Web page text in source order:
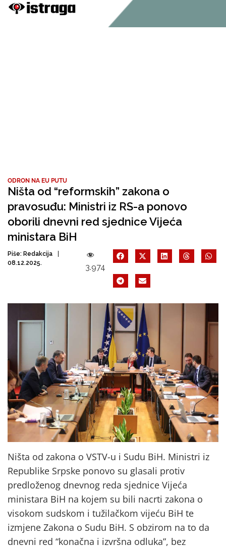
ODRON NA EU PUTU
Ništa od “reformskih” zakona o
pravosuđu: Ministri iz RS-a ponovo
oborili dnevni red sjednice Vijeća
ministara BiH
Piše: Redakcija
08.12.2025.
3.974
Ništa od zakona o VSTV-u i Sudu BiH. Ministri iz
Republike Srpske ponovo su glasali protiv
predloženog dnevnog reda sjednice Vijeća
ministara BiH na kojem su bili nacrti zakona o
visokom sudskom i tužilačkom vijeću BiH te
izmjene Zakona o Sudu BiH. S obzirom na to da
dnevni red “konačna i izvršna odluka”, bez